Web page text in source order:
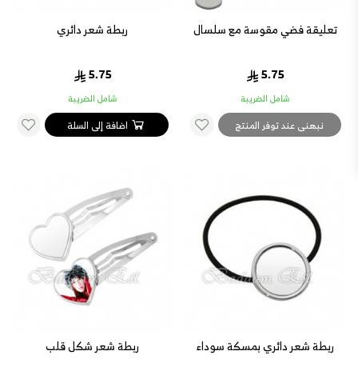
تعليقة فضي مقوسة مع سلسال
5.75
شامل الضريبة
نبهنى عند توفر المنتج
ربطة شعر دائري
5.75
شامل الضريبة
اضافة إلى السلة
ربطة شعر دائري بمسكة سوداء ربطة شعر شكل قلب